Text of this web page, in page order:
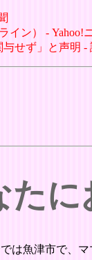
イン） - Yahoo!
せず」と声明 -
に
は魚津市で、